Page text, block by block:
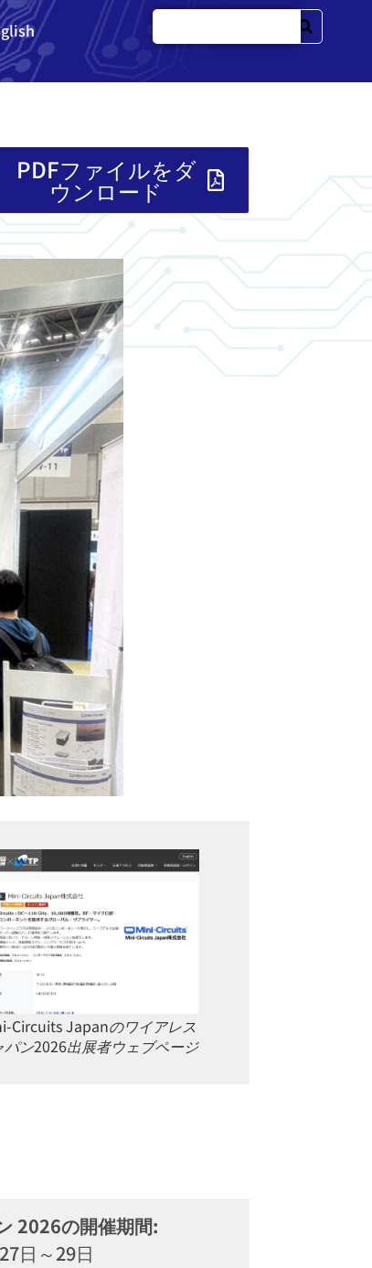
PDFファイルをダ
ウンロード
Circuits Japanのワイアレス
パン2026出展者ウェブページ
2026の開催期間:
日～29日